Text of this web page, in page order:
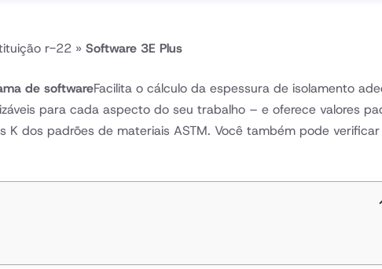
r-22 » Software 3E Plus
de softwareFacilita o cálculo da espessura de isolamento
​​para cada aspecto do seu trabalho – e oferece valores
K dos padrões de materiais ASTM. Você também pode